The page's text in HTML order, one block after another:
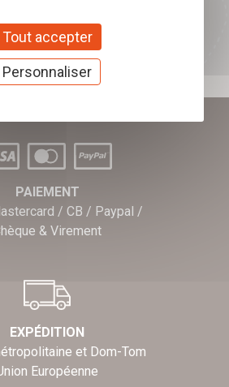
des chèques cadeaux
PAIEMENT
/ CB / Paypal /
& Virement
EXPÉDITION
et Dom-Tom
Européenne
Tout accepter
Personnaliser